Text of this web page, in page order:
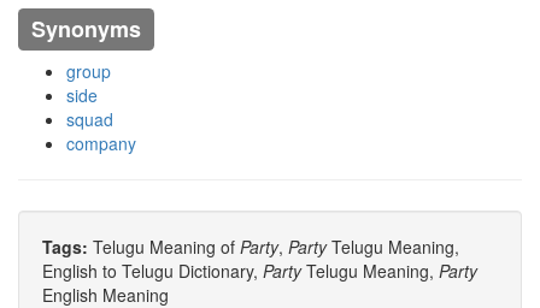
Synonyms
group
side
squad
company
Tags: Telugu Meaning of Party, PartyTelugu Meaning,
English to Telugu Dictionary, PartyTelugu Meaning, Party
English Meaning